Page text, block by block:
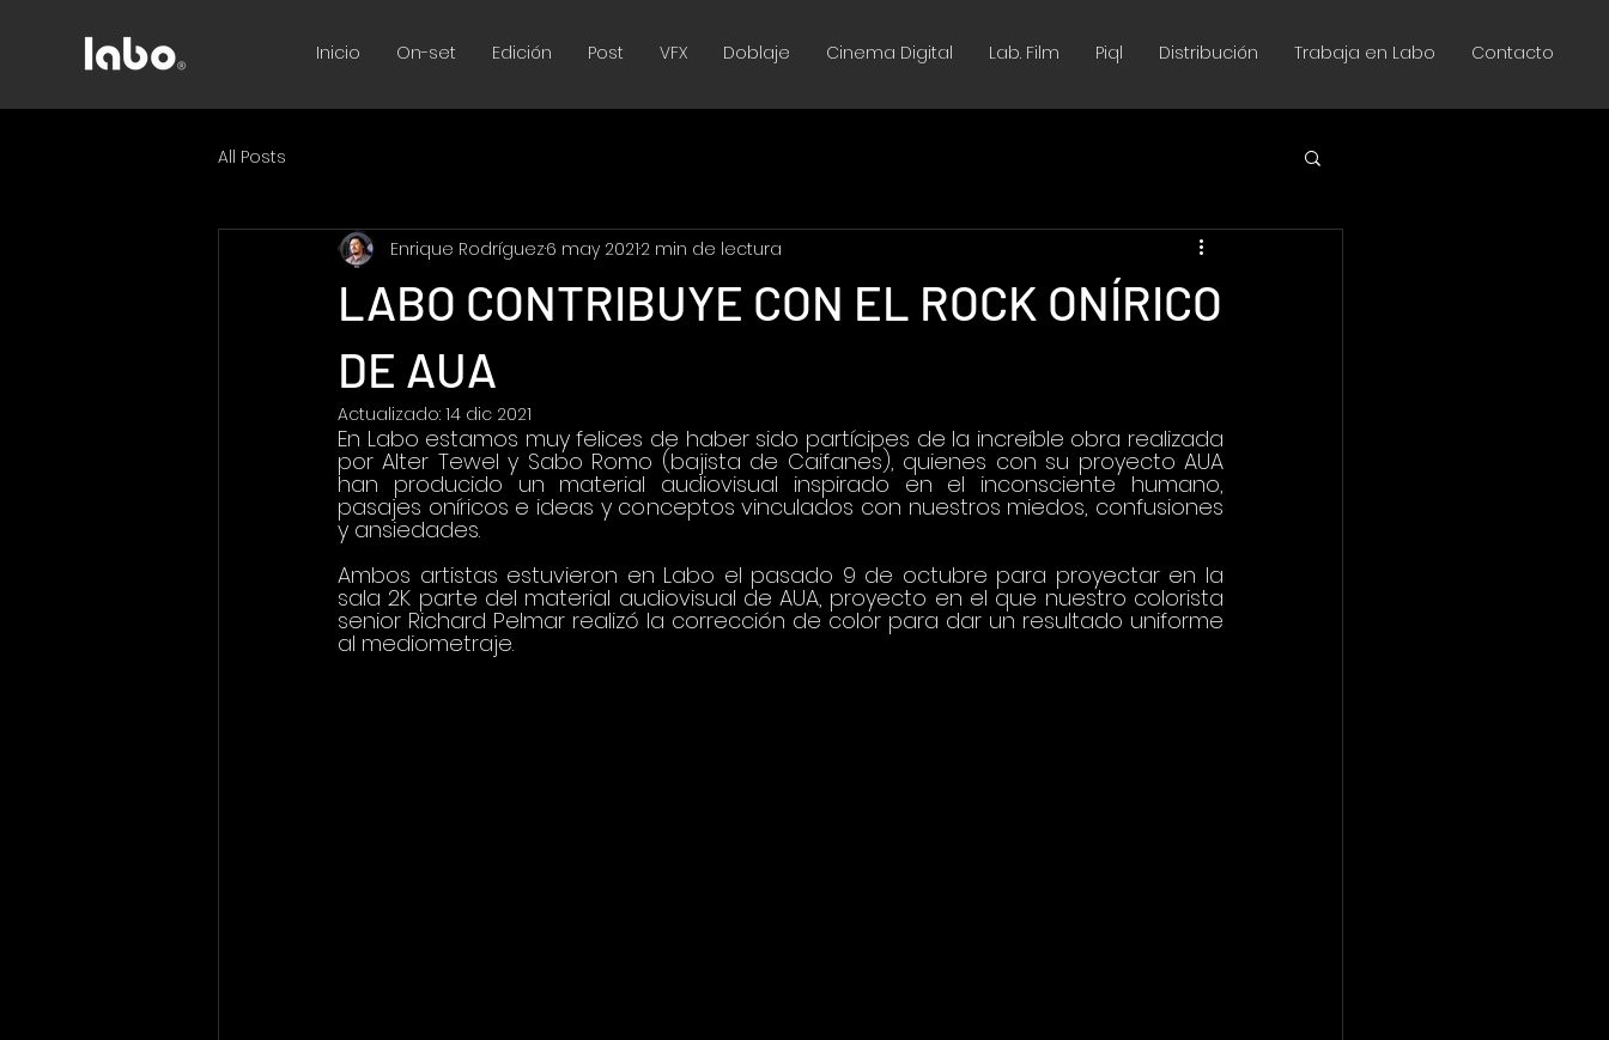
Inicio On-set Edición Post VFX Doblaje Cinema Digital Lab. Film Piql Distribución Trabaja en Labo Contacto
All Posts
LABO CONTRIBUYE CON EL ROCK ONÍRICO
DE AUA
Enrique Rodríguez6 may 20212 min de lectura
Actualizado: 14 dic 2021
En Labo estamos muy felices de haber sido partícipes de la increíble obra realizada
por Alter Tewel y Sabo Romo (bajista de Caifanes), quienes con su proyecto AUA
han producido un material audiovisual inspirado en el inconsciente humano,
pasajes oníricos e ideas y conceptos vinculados con nuestros miedos, confusiones
y ansiedades.
Ambos artistas estuvieron en Labo el pasado 9 de octubre para proyectar en la
sala 2K parte del material audiovisual de AUA, proyecto en el que nuestro colorista
senior Richard Pelmar realizó la corrección de color para dar un resultado uniforme
al mediometraje.